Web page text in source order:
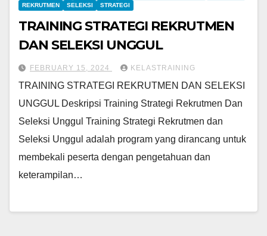
REKRUTMEN
SELEKSI STRATEGI
TRAINING STRATEGI REKRUTMEN
DAN SELEKSI UNGGUL
FEBRUARY 15, 2024 KELASTRAINING
TRAINING STRATEGI REKRUTMEN DAN SELEKSI
UNGGUL Deskripsi Training Strategi Rekrutmen Dan
Seleksi Unggul Training Strategi Rekrutmen dan
Seleksi Unggul adalah program yang dirancang untuk
membekali peserta dengan pengetahuan dan
keterampilan…